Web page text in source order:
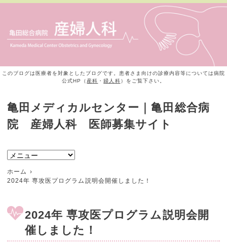
このブログは医療者を対象としたブログです。患者さま向けの診療内容等については病院
公式HP（産科 ・婦人科）をご覧下さい。
亀田メディカルセンター｜亀田総合病
院 産婦人科 医師募集サイト
ホーム
2024年 専攻医プログラム説明会開催しました！
2024年 専攻医プログラム説明会開
催しました！